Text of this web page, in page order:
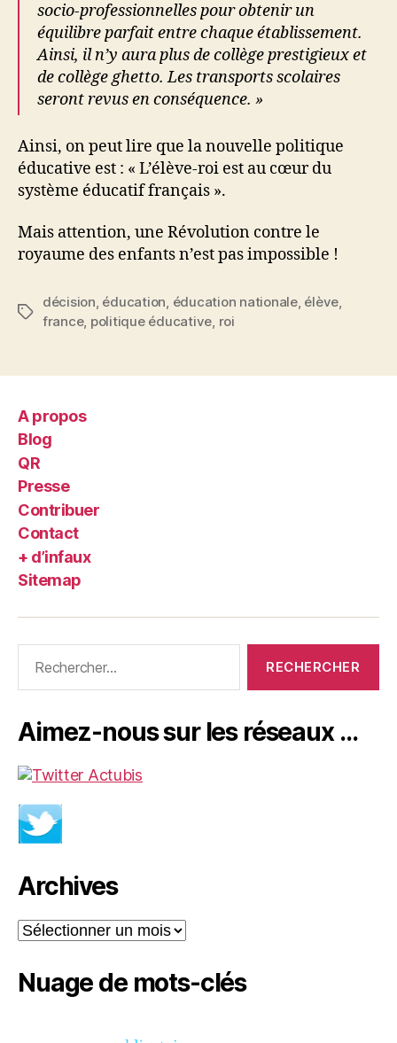
socio-professionnelles pour obtenir un
équilibre parfait entre chaque établissement.
Ainsi, il n’y aura plus de collège prestigieux et
de collège ghetto. Les transports scolaires
seront revus en conséquence. »
Ainsi, on peut lire que la nouvelle politique
éducative est : « L’élève-roi est au cœur du
système éducatif français ».
Mais attention, une Révolution contre le
royaume des enfants n’est pas impossible !
Étiquettes
décision, éducation, éducation nationale, élève,
france, politique éducative, roi
A propos
Blog
QR
Presse
Contribuer
Contact
+ d’infaux
Sitemap
Aimez-nous sur les réseaux …
Archives
Archives
Nuage de mots-clés